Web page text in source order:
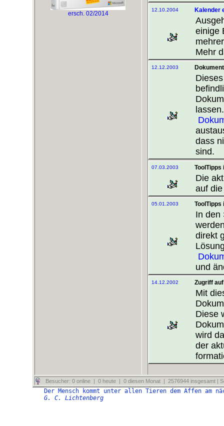
ersch. 02/2014
12.10.2004 Kalender
einige
Mehr
12.12.2003
dass
sind.
07.03.2003 ToolTipps
Die
auf
05.01.2003 ToolTipps
In den
direkt
und
14.12.2002 Zugriff
Mit
Diese
wird
der
Besucher: 0 online | 0 heute | 0 diesen Monat | 2576944 insgesamt |
Der Mensch kommt unter allen Tieren dem Affen am
G. C. Lichtenberg